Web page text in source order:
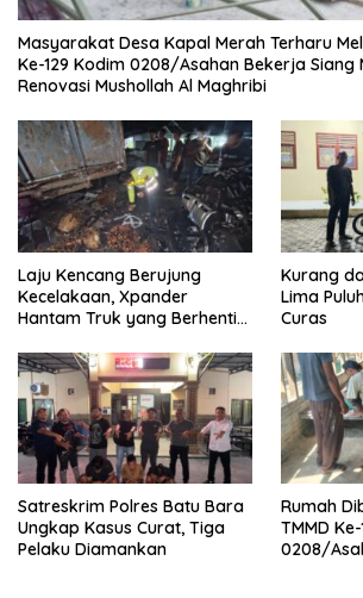
Masyarakat Desa Kapal Merah Terharu
Ke-129 Kodim 0208/Asahan Bekerja Siang
Renovasi Mushollah Al Maghribi
Laju Kencang Berujung
Kecelakaan, Xpander
Hantam Truk yang Berhenti
Kurang
Lima
Curas
Satreskrim Polres Batu Bara
Ungkap Kasus Curat, Tiga
Pelaku Diamankan
Rumah
TMMD
0208/